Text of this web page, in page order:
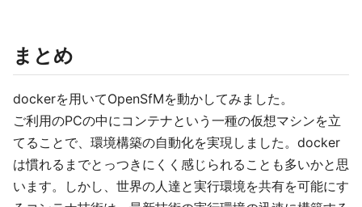
まとめ
dockerを用いてOpenSfMを動かしてみました。
ご利用のPCの中にコンテナという一種の仮想マシンを立
てることで、環境構築の自動化を実現しました。docker
は慣れるまでとっつきにくく感じられることも多いかと思
います。しかし、世界の人達と実行環境を共有を可能にす